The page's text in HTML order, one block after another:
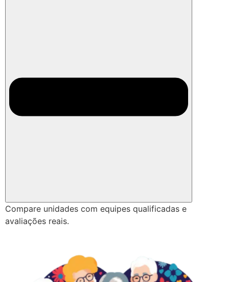
Compare unidades com equipes qualificadas e
avaliações reais.